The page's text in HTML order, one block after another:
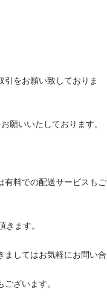
をお願い致しておりま
願いいたしております。
料での配送サービスもご
きます。
してはお気軽にお問い合
ざいます。